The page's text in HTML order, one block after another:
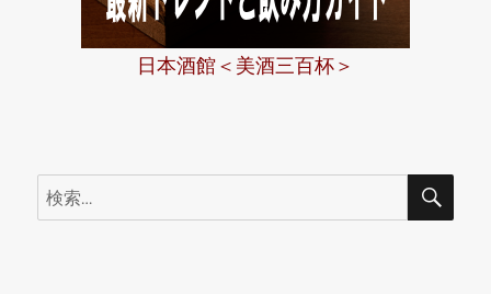
日本酒館＜美酒三百杯＞
検
索:
検